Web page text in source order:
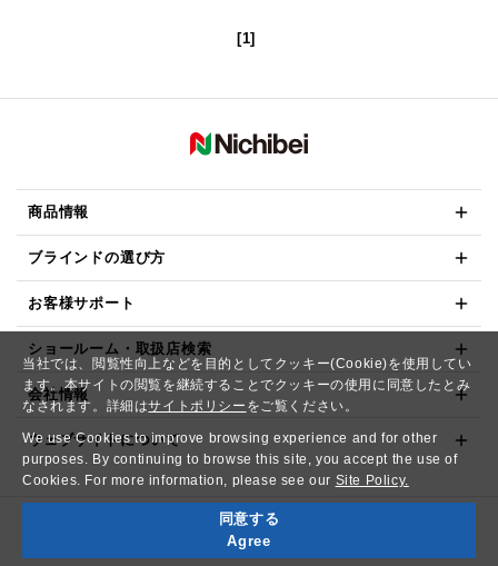
当社では、閲覧性向上などを目的としてクッキー(Cookie)を使用してい
ます。本サイトの閲覧を継続することでクッキーの使用に同意したとみ
なされます。詳細はサイトポリシー をご覧ください。
We use Cookies to improve browsing experience and for other
purposes. By continuing to browse this site, you accept the use of
Cookies. For more information, please see our Site Policy.
同意する
Agree
[1]
商品情報
ブラインドの選び方
お客様サポート
ショールーム・取扱店検索
会社情報
ウェブサイトについて
Copyright© NICHIBEI CO.,LTD. All Rights Reserved.